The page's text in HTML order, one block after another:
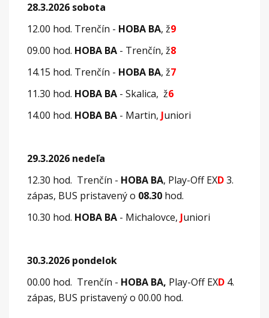
28.3.2026 sobota
12.00 hod. Trenčín - HOBA BA, ž9
09.00 hod. HOBA BA - Trenčín, ž8
14.15 hod. Trenčín - HOBA BA, ž7
11.30 hod. HOBA BA - Skalica, ž6
14.00 hod. HOBA BA - Martin, Juniori
29.3.2026 nedeľa
12.30 hod. Trenčín - HOBA BA, Play-Off EXD3.
zápas, BUS pristavený o 08.30 hod.
10.30 hod. HOBA BA - Michalovce, Juniori
30.3.2026 pondelok
00.00 hod. Trenčín - HOBA BA, Play-Off EXD 4.
zápas, BUS pristavený o 00.00 hod.